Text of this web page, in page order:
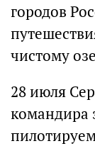
городов
чистому
28 июля
командира